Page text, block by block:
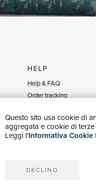
Questo sito usa cookie di
aggregata e cookie di
Leggi l'Informativa Cookie
DECLINO
HELP
Help & FAQ
Order tracking
Invoicing
Carta del Docente /